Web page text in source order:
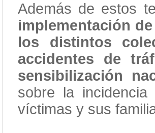
Además de estos
implementación
los distintos
accidentes de
sensibilización
sobre la
víctimas y sus